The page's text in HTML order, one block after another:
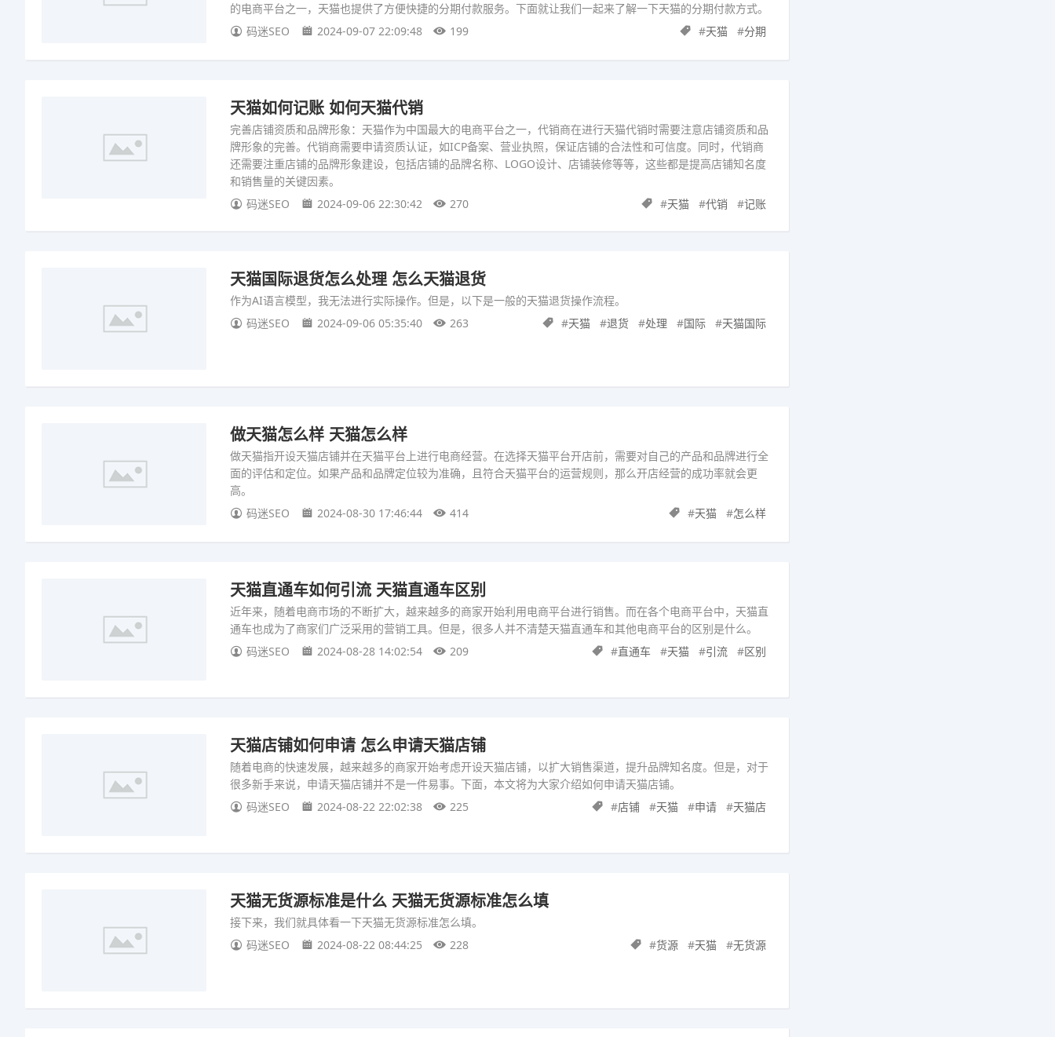
的电商平台之一，天猫也提供了方便快捷的分期付款服务。下面就让我们一起来了解一下天猫的分期付款方式。
码迷SEO
2024-09-07 22:09:48 199 #天猫 #分期
天猫如何记账 如何天猫代销
完善店铺资质和品牌形象：天猫作为中国最大的电商平台之一，代销商在进行天猫代销时需要注意店铺资质和品
牌形象的完善。代销商需要申请资质认证，如ICP备案、营业执照，保证店铺的合法性和可信度。同时，代销商
还需要注重店铺的品牌形象建设，包括店铺的品牌名称、LOGO设计、店铺装修等等，这些都是提高店铺知名度
和销售量的关键因素。
码迷SEO
2024-09-06 22:30:42 270 #天猫 #代销 #记账
天猫国际退货怎么处理 怎么天猫退货
作为AI语言模型，我无法进行实际操作。但是，以下是一般的天猫退货操作流程。
码迷SEO
2024-09-06 05:35:40 263 #天猫 #退货 #处理 #国际 #天猫国际
做天猫怎么样 天猫怎么样
做天猫指开设天猫店铺并在天猫平台上进行电商经营。在选择天猫平台开店前，需要对自己的产品和品牌进行全
面的评估和定位。如果产品和品牌定位较为准确，且符合天猫平台的运营规则，那么开店经营的成功率就会更
高。
码迷SEO
2024-08-30 17:46:44 414 #天猫 #怎么样
天猫直通车如何引流 天猫直通车区别
近年来，随着电商市场的不断扩大，越来越多的商家开始利用电商平台进行销售。而在各个电商平台中，天猫直
通车也成为了商家们广泛采用的营销工具。但是，很多人并不清楚天猫直通车和其他电商平台的区别是什么。
码迷SEO
2024-08-28 14:02:54 209 #直通车 #天猫 #引流 #区别
天猫店铺如何申请 怎么申请天猫店铺
随着电商的快速发展，越来越多的商家开始考虑开设天猫店铺，以扩大销售渠道，提升品牌知名度。但是，对于
很多新手来说，申请天猫店铺并不是一件易事。下面，本文将为大家介绍如何申请天猫店铺。
码迷SEO
2024-08-22 22:02:38 225 #店铺 #天猫 #申请 #天猫店
天猫无货源标准是什么 天猫无货源标准怎么填
接下来，我们就具体看一下天猫无货源标准怎么填。
码迷SEO
2024-08-22 08:44:25 228 #货源 #天猫 #无货源